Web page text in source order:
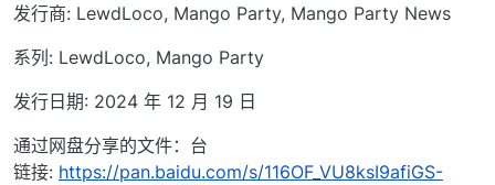
发行商: LewdLoco, Mango Party, Mango Party News
系列: LewdLoco, Mango Party
发行日期: 2024 年 12 月 19 日
通过网盘分享的文件：台
链接: https://pan.baidu.com/s/116OF_VU8ksI9afiGS-